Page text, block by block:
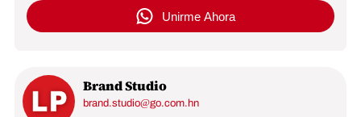
Unirme Ahora
Brand Studio
brand.studio@go.com.hn